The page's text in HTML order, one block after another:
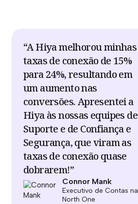
“A Hiya melhorou minhas
taxas de conexão de 15%
para 24%, resultando em
um aumento nas
conversões. Apresentei a
Hiya às nossas equipes de
Suporte e de Confiança e
Segurança, que viram as
taxas de conexão quase
dobrarem!”
Connor Mank
Executivo de Contas na
North One